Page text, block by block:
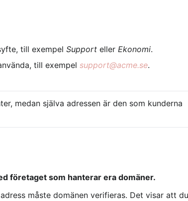
till exempel Support eller Ekonomi.
till exempel support@acme.se.
medan själva adressen är den som kunderna
företaget som hanterar era domäner.
måste domänen verifieras. Det visar att